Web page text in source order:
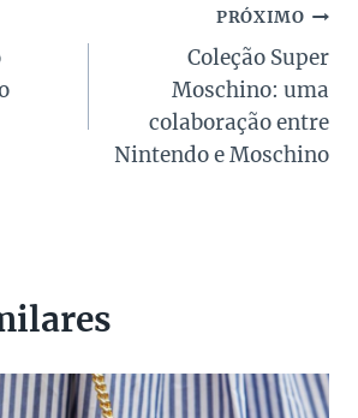
PRÓXIMO
Coleção Super
Moschino: uma
colaboração entre
Nintendo e Moschino